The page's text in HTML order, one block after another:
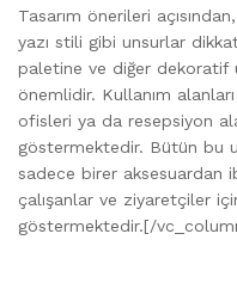
Tasarım önerileri
yazı stili gibi unsurlar
paletine ve diğer dekoratif
önemlidir. Kullanım
ofisleri ya da resepsiyon
göstermektedir. Bütün bu
sadece birer aksesuardan
çalışanlar ve ziyaretçiler
göstermektedir.[/